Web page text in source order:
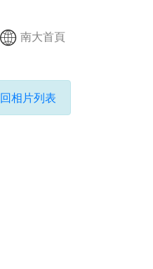
南大首頁
回相片列表